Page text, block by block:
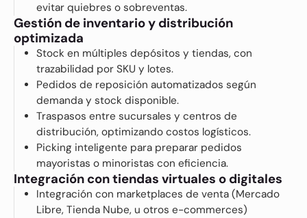
evitar quiebres o sobreventas.
Gestión de inventario y distribución
optimizada
Stock en múltiples depósitos y tiendas, con
trazabilidad por SKU y lotes.
Pedidos de reposición automatizados según
demanda y stock disponible.
Traspasos entre sucursales y centros de
distribución, optimizando costos logísticos.
Picking inteligente para preparar pedidos
mayoristas o minoristas con eficiencia.
Integración con tiendas virtuales o digitales
Integración con marketplaces de venta (Mercado
Libre, Tienda Nube, u otros e-commerces)